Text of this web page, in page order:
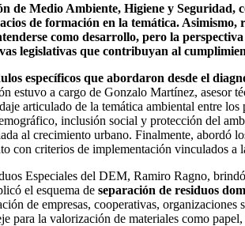
de Medio Ambiente, Higiene y
de formación en la temática.
como desarrollo, pero la
legislativas que contribuyan al
específicos que abordaron desde el
estuvo a cargo de Gonzalo Martínez,
articulado de la temática ambiental entre
inclusión social y protección del
al crecimiento urbano. Finalmente, abordó
con criterios de implementación vinculados
Especiales del DEM, Ramiro Ragno,
el esquema de separación de residuos
de empresas, cooperativas,
la valorización de materiales como